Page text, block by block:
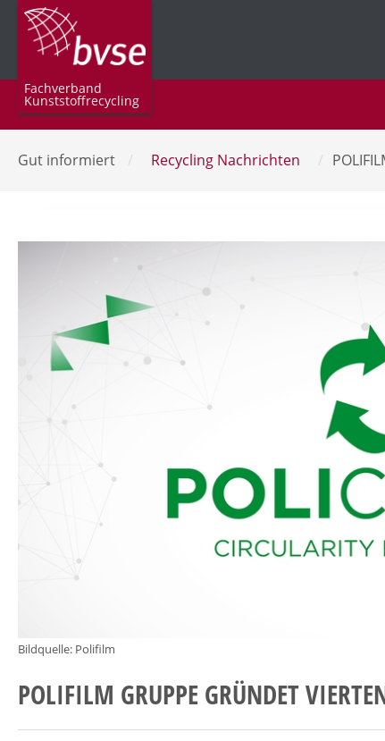
Fachverband
Kunststoffrecycling
Gut informiert / Recycling Nachrichten /
Bildquelle: Polifilm
POLIFILM GRUPPE GRÜNDET